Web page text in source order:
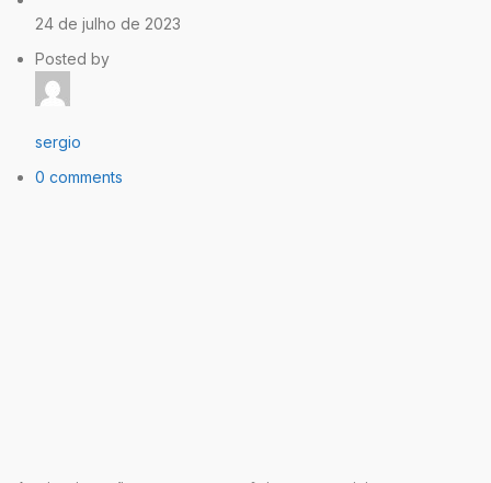
24 de julho de 2023
Posted by
sergio
0 comments